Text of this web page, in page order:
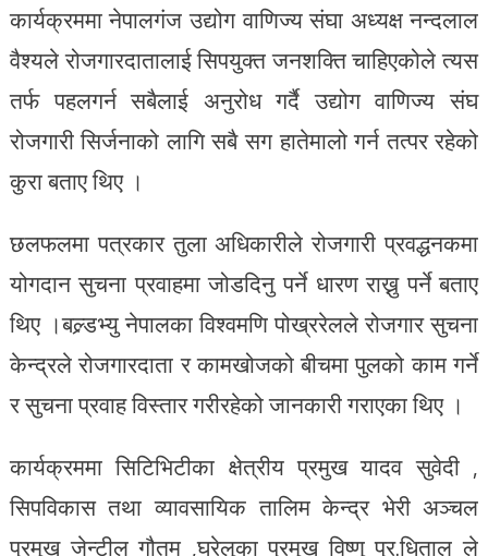
कार्यक्रममा नेपालगंज उद्योग वाणिज्य संघा अध्यक्ष नन्दलाल
वैश्यले रोजगारदातालाई सिपयुक्त जनशक्ति चाहिएकोले त्यस
तर्फ पहलगर्न सबैलाई अनुरोध गर्दै उद्योग वाणिज्य संघ
रोजगारी सिर्जनाको लागि सबै सग हातेमालो गर्न तत्पर रहेको
कुरा बताए थिए ।
छलफलमा पत्रकार तुला अधिकारीले रोजगारी प्रवद्धनकमा
योगदान सुचना प्रवाहमा जोडदिनु पर्ने धारण राख्नु पर्ने बताए
थिए ।बल्र्डभ्यु नेपालका विश्वमणि पोख्ररेलले रोजगार सुचना
केन्द्रले रोजगारदाता र कामखोजको बीचमा पुलको काम गर्ने
र सुचना प्रवाह विस्तार गरीरहेको जानकारी गराएका थिए ।
कार्यक्रममा सिटिभिटीका क्षेत्रीय प्रमुख यादव सुवेदी ,
सिपविकास तथा व्यावसायिक तालिम केन्द्र भेरी अञ्चल
प्रमुख जेन्टील गौतम ,घरेलुका प्रमुख विष्णु प्र.धिताल ले